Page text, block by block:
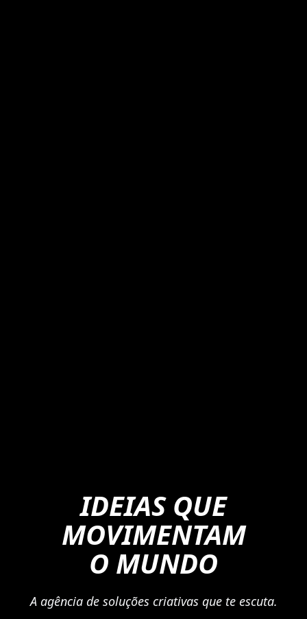
IDEIAS QUE
MOVIMENTAM
O MUNDO
A agência de soluções criativas que te escuta.